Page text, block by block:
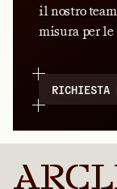
il nostro
misura per le
RICHIESTA